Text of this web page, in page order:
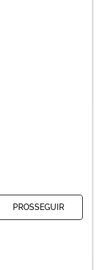
PROSSEGUIR